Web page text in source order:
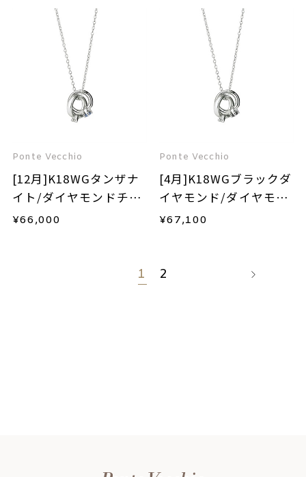
Ponte Vecchio
[12月]K18WGタンザナ
イト/ダイヤモンドチャ
ーム
¥66,000
Ponte Vecchio
[4月]K18WGブラックダ
イヤモンド/ダイヤモン
ドチャーム
¥67,100
1 2